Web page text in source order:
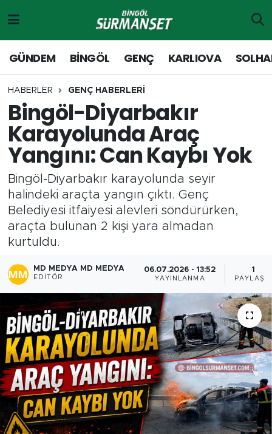
GÜNDEM BİNGÖL GENÇ KARLIOVA
HABERLER GENÇ HABERLERİ
Bingöl-Diyarbakır
Karayolunda Araç
Yangını: Can Kaybı Yok
Bingöl-Diyarbakır karayolunda seyir
halindeki araçta yangın çıktı. Genç
Belediyesi itfaiyesi alevleri söndürürken,
araçta bulunan 2 kişi yara almadan
kurtuldu.
MD MEDYA MD MEDYA
EDITÖR
06.07.2026 - 13:52
YAYINLANMA
1
PAYLAŞIM
Genç
Solhan
Karlıova
Adaklı-Kiğı
Yayladere-Yedisu
MD Prestij Dergisi
Spor
Yaşam
Sağlık
Eğitim
Ekonomi
Merkez Hava Durumu
Merkez Trafik Yoğunluk Haritası
Süper Lig Puan Durumu ve Fikstür
Tüm Manşetler
Son Dakika Haberleri
Haber Arşivi